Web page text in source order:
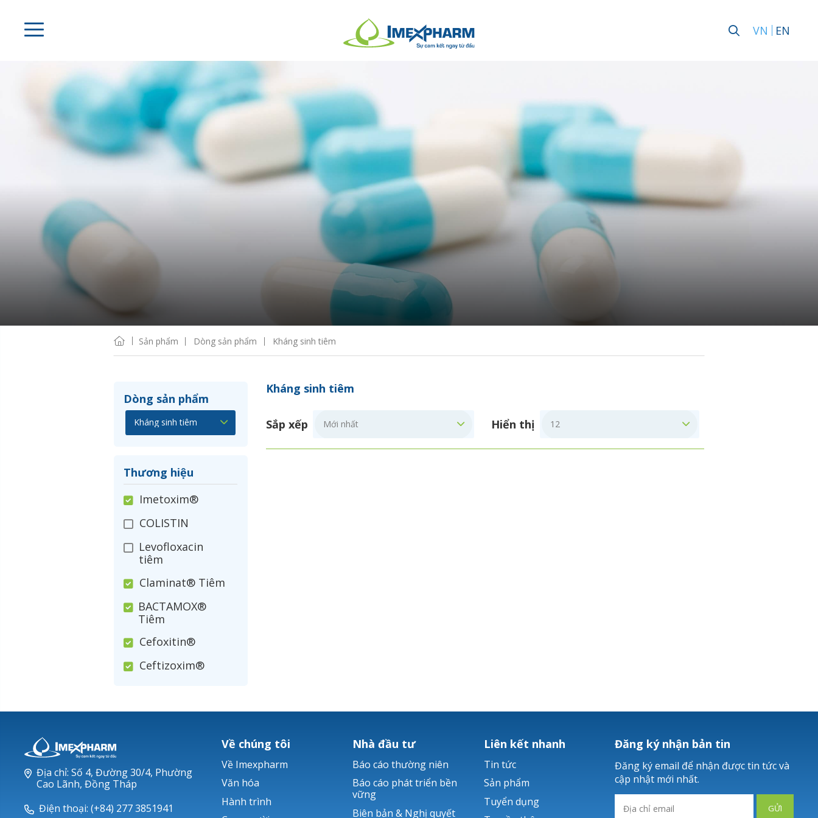
VN EN
Sản phẩm Dòng sản phẩm Kháng sinh tiêm
Dòng sản phẩm
Thương hiệu
Imetoxim®
COLISTIN
Levofloxacin
tiêm
Claminat® Tiêm
BACTAMOX®
Tiêm
Cefoxitin®
Ceftizoxim®
Nerusyn®
Ticarlinat®
Zobacta®
Kháng sinh tiêm
Sắp xếp Hiển thị
Địa chỉ: Số 4, Đường 30/4, Phường
Cao Lãnh, Đồng Tháp
Điện thoại: (+84) 277 3851941
Về chúng tôi
Về Imexpharm
Văn hóa
Hành trình
Nhà đầu tư
Báo cáo thường niên
Báo cáo phát triển bền
vững
Biên bản & Nghị quyết
Liên kết nhanh
Tin tức
Sản phẩm
Tuyển dụng
Đăng ký nhận bản tin
Đăng ký email để nhận được tin tức và
cập nhật mới nhất.
GỬI